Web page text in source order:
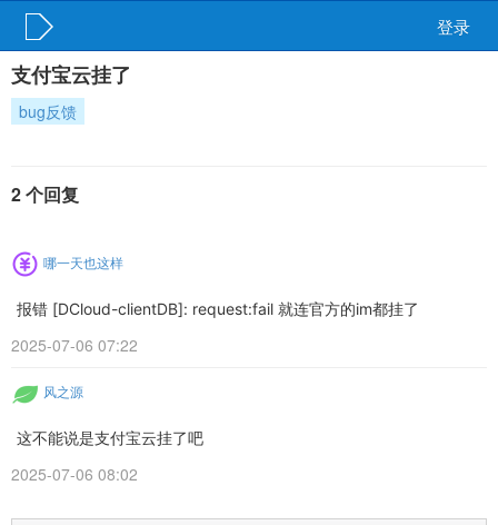
登录
支付宝云挂了
bug反馈
2 个回复
哪一天也这样
报错 [DCloud-clientDB]: request:fail 就连官方的im都挂了
2025-07-06 07:22
风之源
这不能说是支付宝云挂了吧
2025-07-06 08:02